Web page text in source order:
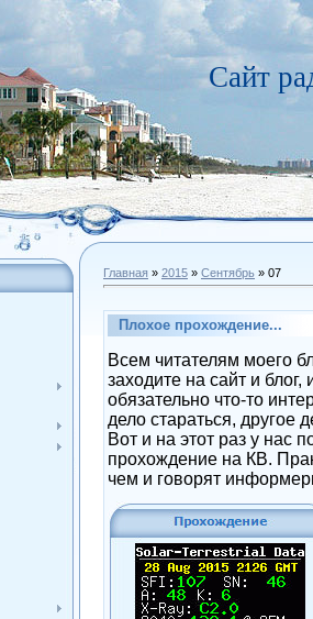
Сайт
Главная » 2015 » Сентябрь » 07
Плохое прохождение...
Всем читателям моего
заходите на сайт и блог,
обязательно что-то
дело стараться, другое
Вот и на этот раз у нас
прохождение на КВ.
чем и говорят